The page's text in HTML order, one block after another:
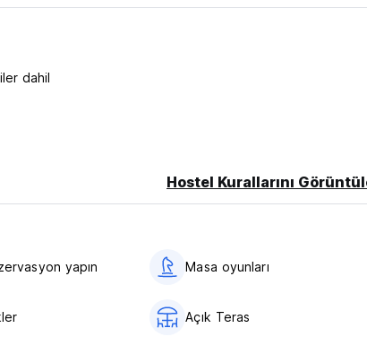
durumunda konaklamanızın ilk gecesinin
original language)
dahil
Hostel Kurallarını
yapın Masa oyunları
Açık Teras